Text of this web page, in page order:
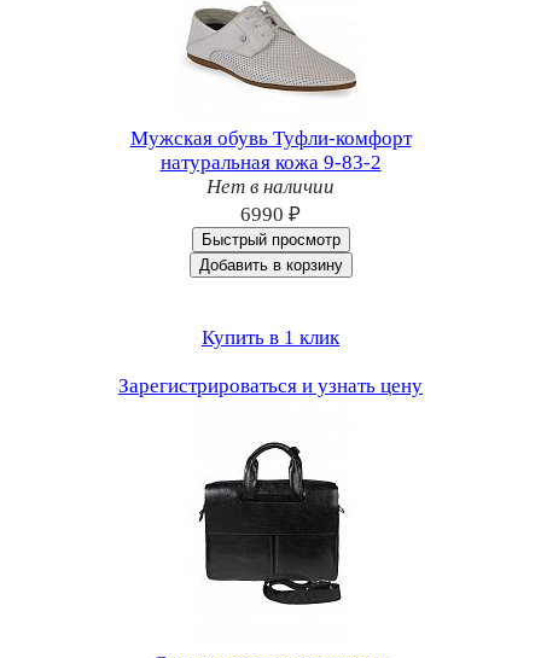
Мужская обувь Туфли-комфорт
натуральная кожа 9-83-2
Нет в наличии
6990 ₽
Быстрый просмотр
Добавить в корзину
Купить в 1 клик
Зарегистрироваться и узнать цену